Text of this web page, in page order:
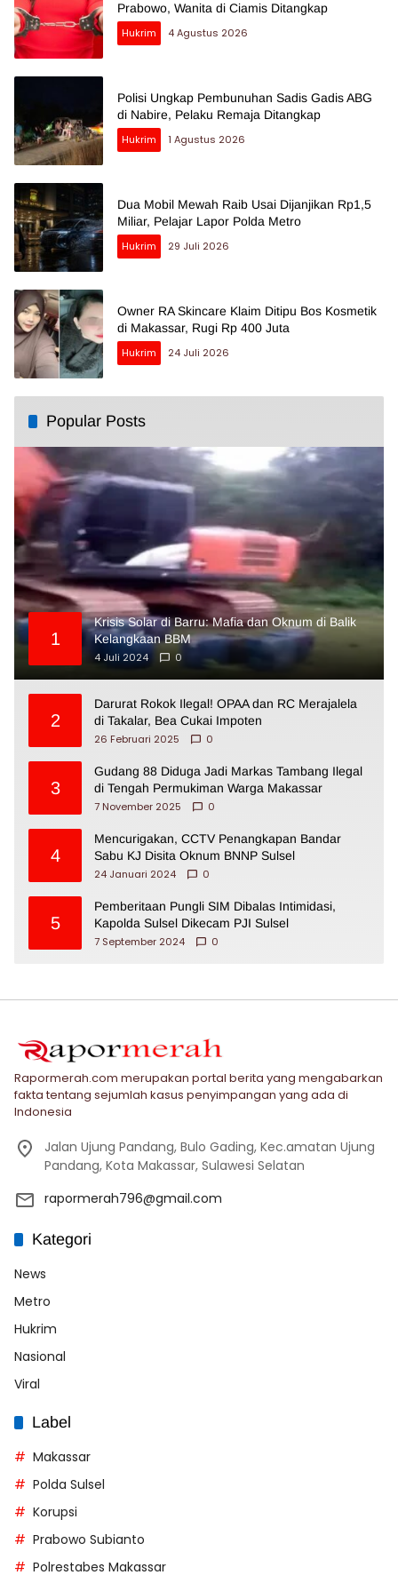
Prabowo, Wanita di Ciamis Ditangkap
Hukrim
4 Agustus 2026
Polisi Ungkap Pembunuhan Sadis Gadis ABG
di Nabire, Pelaku Remaja Ditangkap
Hukrim
1 Agustus 2026
Dua Mobil Mewah Raib Usai Dijanjikan Rp1,5
Miliar, Pelajar Lapor Polda Metro
Hukrim
29 Juli 2026
Owner RA Skincare Klaim Ditipu Bos Kosmetik
di Makassar, Rugi Rp 400 Juta
Hukrim
24 Juli 2026
Popular Posts
1
Krisis Solar di Barru: Mafia dan Oknum di Balik
Kelangkaan BBM
4 Juli 2024
0
2
Darurat Rokok Ilegal! OPAA dan RC Merajalela
di Takalar, Bea Cukai Impoten
26 Februari 2025
0
3
Gudang 88 Diduga Jadi Markas Tambang Ilegal
di Tengah Permukiman Warga Makassar
7 November 2025
0
4
Mencurigakan, CCTV Penangkapan Bandar
Sabu KJ Disita Oknum BNNP Sulsel
24 Januari 2024
0
5
Pemberitaan Pungli SIM Dibalas Intimidasi,
Kapolda Sulsel Dikecam PJI Sulsel
7 September 2024
0
Rapormerah.com merupakan portal berita yang mengabarkan
fakta tentang sejumlah kasus penyimpangan yang ada di
Indonesia
Jalan Ujung Pandang, Bulo Gading, Kec.amatan Ujung
Pandang, Kota Makassar, Sulawesi Selatan
rapormerah796@gmail.com
Kategori
News
Metro
Hukrim
Nasional
Viral
Label
Makassar
Polda Sulsel
Korupsi
Prabowo Subianto
Polrestabes Makassar